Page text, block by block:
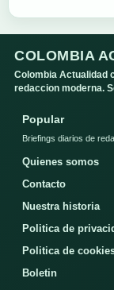
COLOMBIA
Colombia Actualidad
redaccion moderna.
Popular
Briefings diarios de
Quienes somos
Contacto
Nuestra historia
Politica de
Politica de
Boletin